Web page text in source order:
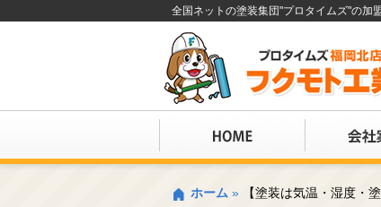
全国ネットの塗装集団"プロタイムズ"の加
ホーム » 【塗装は気温・湿度・